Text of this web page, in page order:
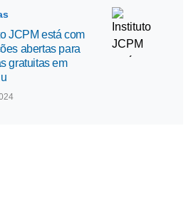
JCPM está com
abertas para
gratuitas em